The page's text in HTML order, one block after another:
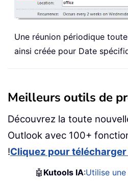
Une réunion périodique
ainsi créée pour Date
Meilleurs outils de
Découvrez la toute
Outlook avec 100+
!Cliquez pour
🤖 Kutools IA:Utilise